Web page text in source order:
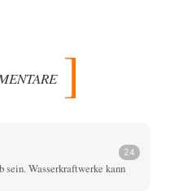
24
Wasserkraftwerke kann